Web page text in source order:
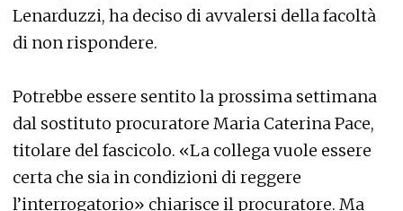
Lenarduzzi, ha deciso di avvalersi della facoltà
di non rispondere.
Potrebbe essere sentito la prossima settimana
dal sostituto procuratore Maria Caterina Pace,
titolare del fascicolo. «La collega vuole essere
certa che sia in condizioni di reggere
l’interrogatorio» chiarisce il procuratore. Ma